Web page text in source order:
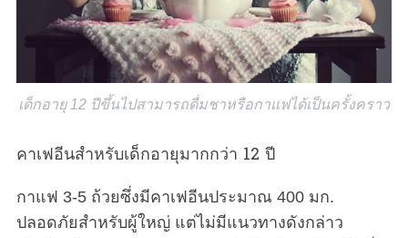
เด็กอายุ 12 ปีขึ้นไปสามารถดื่มชาหรือกาแฟได้เป็นครั้งคราว
คาเฟอีนสำหรับเด็กอายุมากกว่า 12 ปี
กาแฟ 3-5 ถ้วยซึ่งมีคาเฟอีนประมาณ 400 มก.
ปลอดภัยสำหรับผู้ใหญ่ แต่ไม่มีแนวทางดังกล่าว